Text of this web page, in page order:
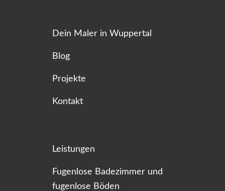
Dein Maler in Wuppertal
Blog
Projekte
Kontakt
Leistungen
Fugenlose Badezimmer und
fugenlose Böden